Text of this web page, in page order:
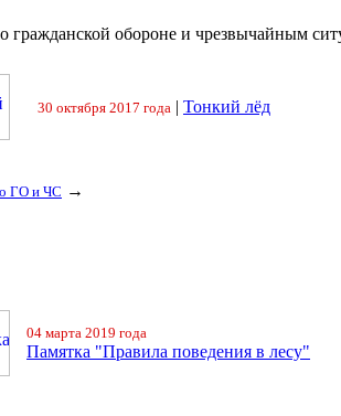
гражданской обороне и чрезвычайным
30 октября 2017 года | Тонкий лёд
ГО и ЧС →
04 марта 2019 года
Памятка "Правила поведения в лесу"